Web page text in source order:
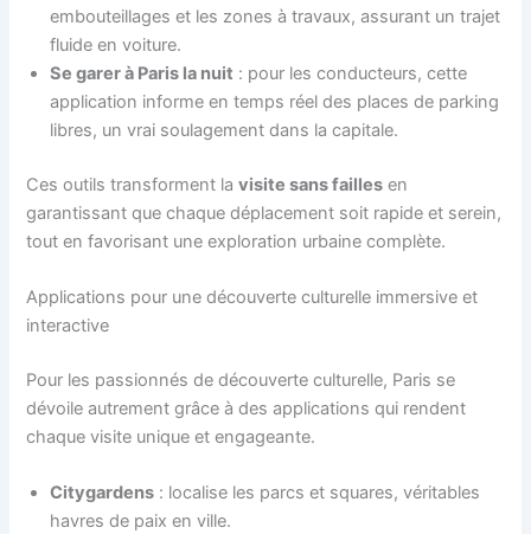
embouteillages et les zones à travaux, assurant un trajet
fluide en voiture.
Se garer à Paris la nuit : pour les conducteurs, cette
application informe en temps réel des places de parking
libres, un vrai soulagement dans la capitale.
Ces outils transforment lavisite sans failles en
garantissant que chaque déplacement soit rapide et serein,
tout en favorisant une exploration urbaine complète.
Applications pour une découverte culturelle immersive et
interactive
Pour les passionnés de découverte culturelle, Paris se
dévoile autrement grâce à des applications qui rendent
chaque visite unique et engageante.
Citygardens : localise les parcs et squares, véritables
havres de paix en ville.